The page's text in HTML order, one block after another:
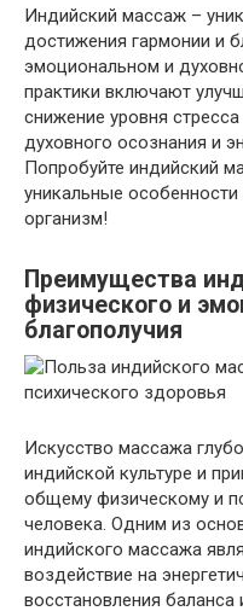
Индийский массаж –
достижения гармонии и
эмоциональном и
практики включают
снижение уровня
духовного осознания и
Попробуйте индийский
уникальные
организм!
Преимущества
физического и
благополучия
Искусство массажа
индийской культуре и
общему физическому и
человека. Одним из
индийского массажа
воздействие на
восстановления баланса